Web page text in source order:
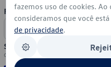
Formas de Pagamento
Segurança
fazemos uso de cookies.
consideramos que você
de privacidade.